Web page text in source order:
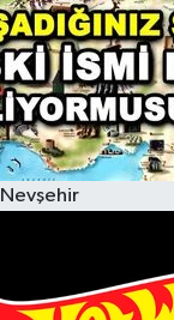
Nevşehir